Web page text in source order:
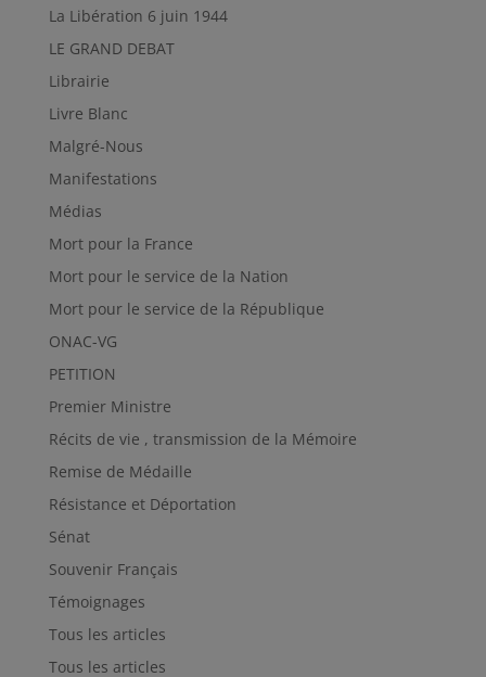
La Libération 6 juin 1944
LE GRAND DEBAT
Librairie
Livre Blanc
Malgré-Nous
Manifestations
Médias
Mort pour la France
Mort pour le service de la Nation
Mort pour le service de la République
ONAC-VG
PETITION
Premier Ministre
Récits de vie , transmission de la Mémoire
Remise de Médaille
Résistance et Déportation
Sénat
Souvenir Français
Témoignages
Tous les articles
Tous les articles